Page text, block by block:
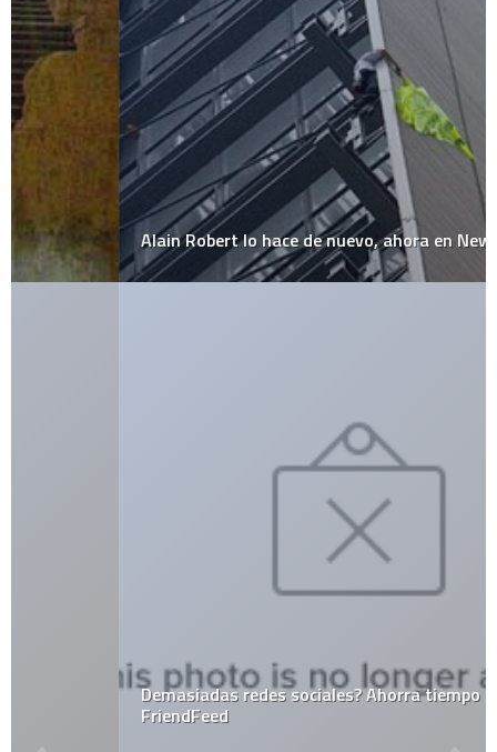
Alain Robert lo hace de nuevo, ahora en New York
Demasiadas redes sociales? Ahorra tiempo con